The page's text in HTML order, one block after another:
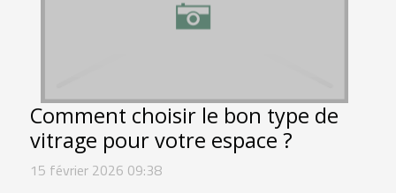
Comment choisir le bon type de
vitrage pour votre espace ?
15 février 2026 09:38